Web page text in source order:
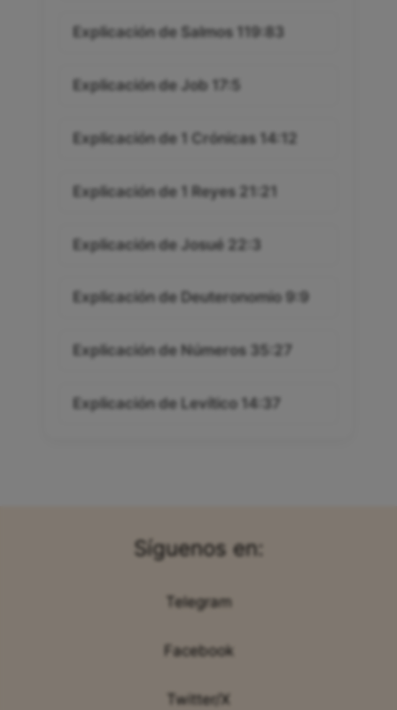
Explicación de Salmos 119:83
Explicación de Job 17:5
Explicación de 1 Crónicas 14:12
Explicación de 1 Reyes 21:21
Explicación de Josué 22:3
Explicación de Deuteronomio 9:9
Explicación de Números 35:27
Explicación de Levítico 14:37
Síguenos en:
Telegram
Facebook
Twitter/X